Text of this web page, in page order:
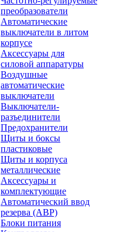
преобразователи
Автоматические
выключатели в литом
корпусе
Аксессуары для
силовой аппаратуры
Воздушные
автоматические
выключатели
Выключатели-
разъединители
Предохранители
Щиты и боксы
пластиковые
Щиты и корпуса
металлические
Аксессуары и
комплектующие
Автоматический ввод
резерва (АВР)
Блоки питания